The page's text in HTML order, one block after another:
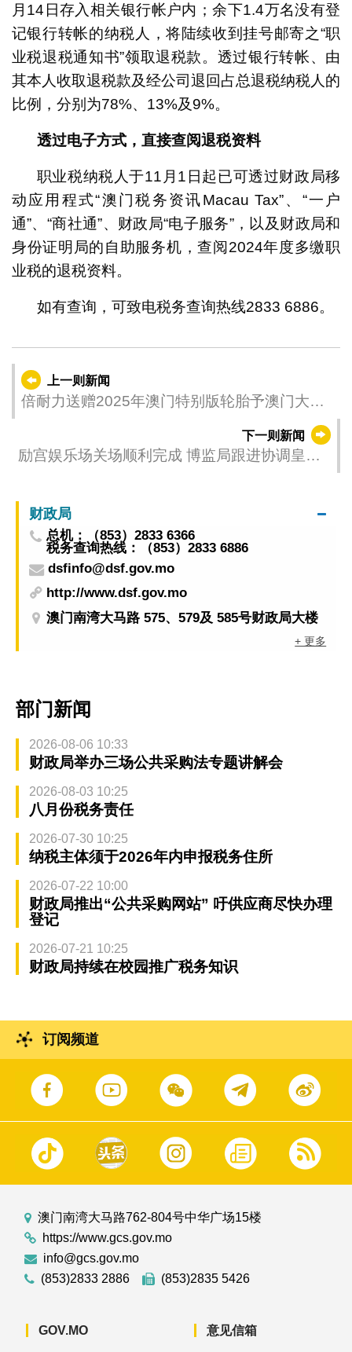
月14日存入相关银行帐户内；余下1.4万名没有登
记银行转帐的纳税人，将陆续收到挂号邮寄之“职
业税退税通知书”领取退税款。透过银行转帐、由
其本人收取退税款及经公司退回占总退税纳税人的
比例，分别为78%、13%及9%。
透过电子方式，直接查阅退税资料
职业税纳税人于11月1日起已可透过财政局移
动应用程式“澳门税务资讯Macau Tax”、“一户
通”、“商社通”、财政局“电子服务”，以及财政局和
身份证明局的自助服务机，查阅2024年度多缴职
业税的退税资料。
如有查询，可致电税务查询热线2833 6886。
上一则新闻
倍耐力送赠2025年澳门特别版轮胎予澳门大赛
下一则新闻
励宫娱乐场关场顺利完成 博监局跟进协调皇家
财政局
总机：（853）2833 6366
税务查询热线：（853）2833 6886
dsfinfo@dsf.gov.mo
http://www.dsf.gov.mo
澳门南湾大马路 575、579及 585号财政局大楼
+ 更多
部门新闻
2026-08-06 10:33
财政局举办三场公共采购法专题讲解会
2026-08-03 10:25
八月份税务责任
2026-07-30 10:25
纳税主体须于2026年内申报税务住所
2026-07-22 10:00
财政局推出“公共采购网站” 吁供应商尽快办理
登记
2026-07-21 10:25
财政局持续在校园推广税务知识
订阅频道
澳门南湾大马路762-804号中华广场15楼
https://www.gcs.gov.mo
info@gcs.gov.mo
(853)2833 2886
(853)2835 5426
GOV.MO 意见信箱